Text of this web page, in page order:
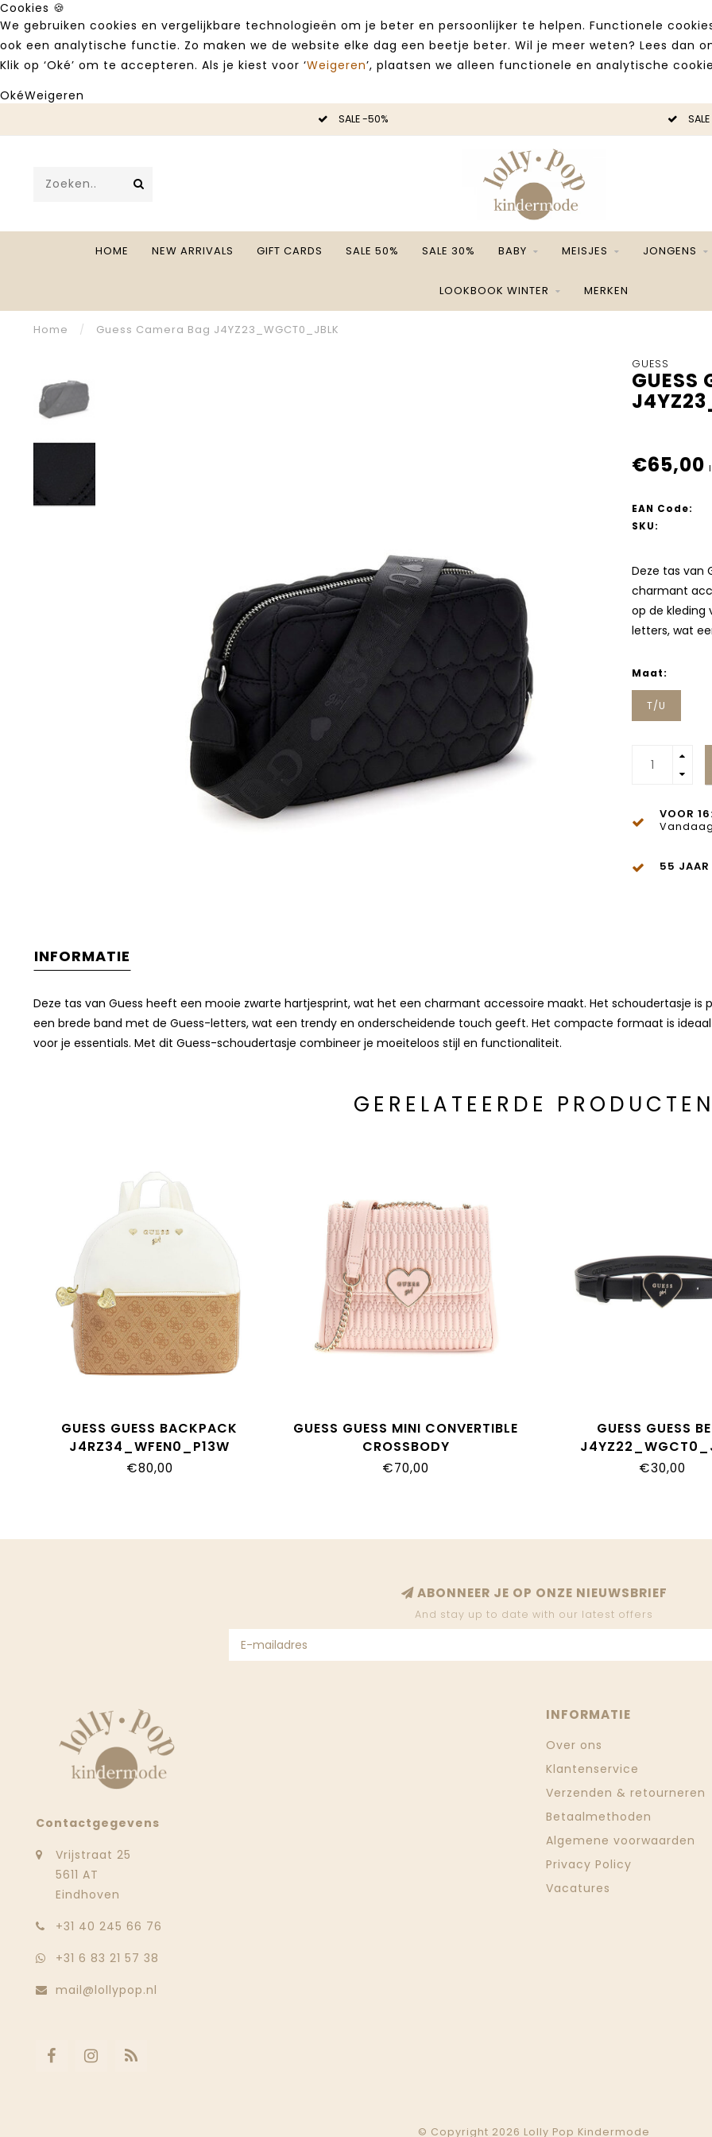
Cookies 🍪
We gebruiken cookies en vergelijkbare technologieën om je beter en persoonlijker te helpen. Functionele
ook een analytische functie. Zo maken we de website elke dag een beetje beter. Wil je meer weten? Lees dan
Klik op ‘Oké’ om te accepteren. Als je kiest voor ‘Weigeren’, plaatsen we alleen functionele en analytische
OkéWeigeren
SALE -50%
HOME NEW ARRIVALS GIFT CARDS SALE 50% SALE 30% BABY MEISJES JONGENS
LOOKBOOK WINTER MERKEN
Home / Guess Camera Bag J4YZ23_WGCT0_JBLK
GUESS
GUESS
€65,00
EAN Code:
SKU:
Deze tas van
charmant
op de kleding
letters, wat
Maat:
T/U
VOOR
55 JAAR
INFORMATIE
Deze tas van Guess heeft een mooie zwarte hartjesprint, wat het een charmant accessoire maakt. Het schoudertasje
een brede band met de Guess-letters, wat een trendy en onderscheidende touch geeft. Het compacte formaat is
voor je essentials. Met dit Guess-schoudertasje combineer je moeiteloos stijl en functionaliteit.
GERELATEERDE
GUESS GUESS BACKPACK
J4RZ34_WFEN0_P13W
€80,00
GUESS GUESS MINI CONVERTIBLE
CROSSBODY
J4YZ29_WGCT0_G6R1
€70,00
GUESS GUESS
€30,00
ABONNEER JE OP ONZE NIEUWSBRIEF
And stay up to date with our latest offers
Contactgegevens
Vrijstraat 25
5611 AT
Eindhoven
‭+31 40 245 66 76
+31 6 83 21 57 38
mail@lollypop.nl
INFORMATIE
Over ons
Klantenservice
Verzenden & retourneren
Betaalmethoden
Algemene voorwaarden
Privacy Policy
Vacatures
© Copyright 2026 Lolly Pop Kindermode